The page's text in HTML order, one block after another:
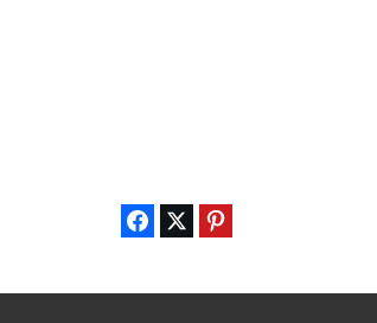
Share on Facebook
Tweet